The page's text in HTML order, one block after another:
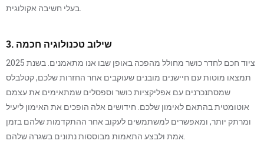
3. שילוב טכנולוגיה חכמה
ציוד חכם לחדר כושר מחולל מהפכה באופן שבו אנו מתאמנים. בשנת 2025
תמצאו מוטות עם חיישנים מובנים שעוקבים אחר החזרות שלכם, קטלבלס
שמסתנכרנים עם אפליקציות כושר וספסלים שמתאימים את עצמם
אוטומטית בהתאם לאימון שלכם. חידושים אלה הופכים את האימון ליעיל
ומרתק יותר, ומאפשרים למשתמשים לעקוב אחר ההתקדמות שלהם בזמן